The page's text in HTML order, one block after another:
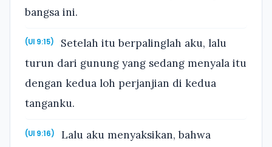
bangsa ini.
(Ul 9:15)
Setelah itu berpalinglah aku, lalu
turun dari gunung yang sedang menyala itu
dengan kedua loh perjanjian di kedua
tanganku.
(Ul 9:16)
Lalu aku menyaksikan, bahwa